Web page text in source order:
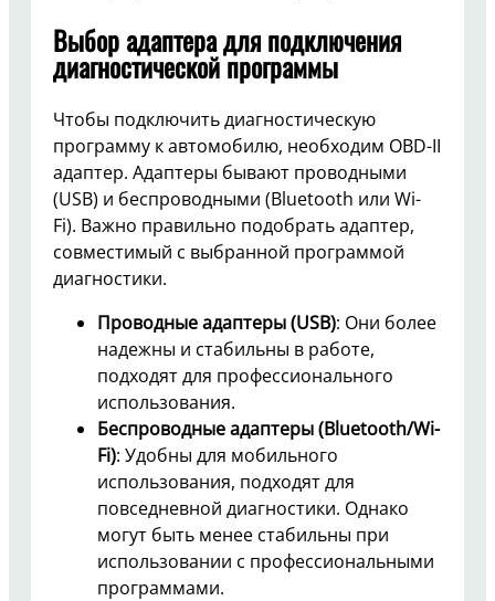
Выбор адаптера для подключения
диагностической программы
Чтобы подключить диагностическую
программу к автомобилю, необходим OBD-II
адаптер. Адаптеры бывают проводными
(USB) и беспроводными (Bluetooth или Wi-
Fi). Важно правильно подобрать адаптер,
совместимый с выбранной программой
диагностики.
Проводные адаптеры (USB): Они более
надежны и стабильны в работе,
подходят для профессионального
использования.
Беспроводные адаптеры (Bluetooth/Wi-
Fi): Удобны для мобильного
использования, подходят для
повседневной диагностики. Однако
могут быть менее стабильны при
использовании с профессиональными
программами.